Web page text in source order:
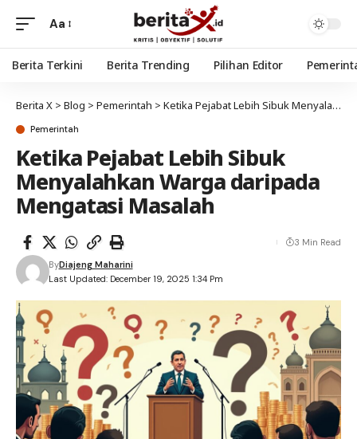
Aa
Berita Terkini Berita Trending Pilihan Editor
Berita X > Blog > Pemerintah > Ketika Pejabat Lebih Sibuk Menyalahkan Warga daripada Mengatasi Masalah
Pemerintah
Ketika Pejabat Lebih Sibuk
Menyalahkan Warga daripada
Mengatasi Masalah
Last Updated: December 19, 2025 1:34 Pm
ByDiajeng Maharini
3 Min Read